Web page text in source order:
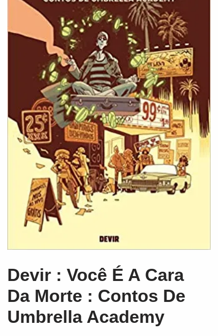
Devir : Você É A Cara
Da Morte : Contos De
Umbrella Academy